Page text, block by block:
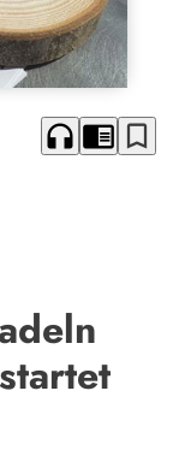
headphones chrome_reader_mode bookmark_border